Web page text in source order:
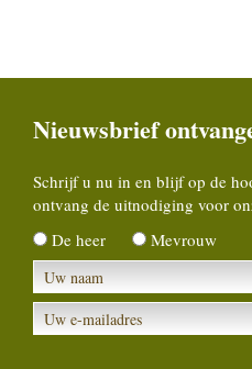
Nieuwsbrief
Schrijf u nu in en blijf op de
ontvang de uitnodiging voor
De heer
Mevrouw